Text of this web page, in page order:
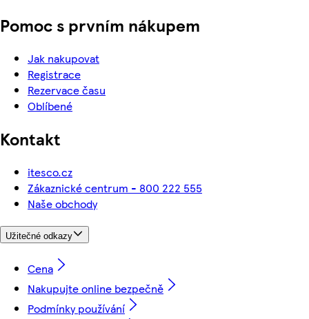
Pomoc s prvním nákupem
Jak nakupovat
Registrace
Rezervace času
Oblíbené
Kontakt
itesco.cz
Zákaznické centrum - 800 222 555
Naše obchody
Užitečné odkazy
Cena
Nakupujte online bezpečně
Podmínky používání